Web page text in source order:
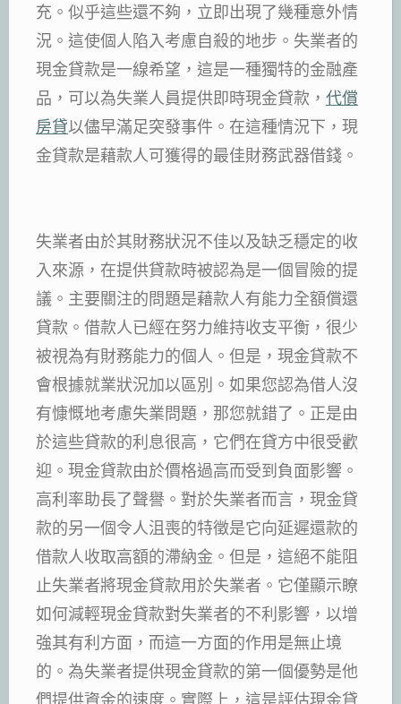
充。似乎這些還不夠，立即出現了幾種意外情
況。這使個人陷入考慮自殺的地步。失業者的
現金貸款是一線希望，這是一種獨特的金融產
品，可以為失業人員提供即時現金貸款， 代償
房貸以儘早滿足突發事件。在這種情況下，現
金貸款是藉款人可獲得的最佳財務武器借錢。
失業者由於其財務狀況不佳以及缺乏穩定的收
入來源，在提供貸款時被認為是一個冒險的提
議。主要關注的問題是藉款人有能力全額償還
貸款。借款人已經在努力維持收支平衡，很少
被視為有財務能力的個人。但是，現金貸款不
會根據就業狀況加以區別。如果您認為借人沒
有慷慨地考慮失業問題，那您就錯了。正是由
於這些貸款的利息很高，它們在貸方中很受歡
迎。現金貸款由於價格過高而受到負面影響。
高利率助長了聲譽。對於失業者而言，現金貸
款的另一個令人沮喪的特徵是它向延遲還款的
借款人收取高額的滯納金。但是，這絕不能阻
止失業者將現金貸款用於失業者。它僅顯示瞭
如何減輕現金貸款對失業者的不利影響，以增
強其有利方面，而這一方面的作用是無止境
的。為失業者提供現金貸款的第一個優勢是他
們提供資金的速度。實際上，這是評估現金貸